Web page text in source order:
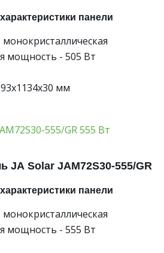
панели
мощность - 505 Вт
мм
JA Solar JAM72S30-555/GR
панели
мощность - 555 Вт